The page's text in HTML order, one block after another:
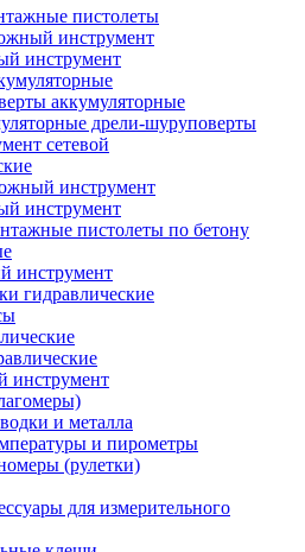
пистолеты
инструмент
инструмент
аккумуляторные
дрели-шуруповерты
сетевой
инструмент
инструмент
пистолеты по бетону
инструмент
гидравлические
инструмент
и металла
и пирометры
(рулетки)
для измерительного